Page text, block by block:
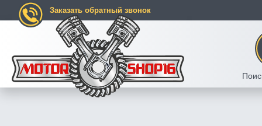
Заказать обратный звонок